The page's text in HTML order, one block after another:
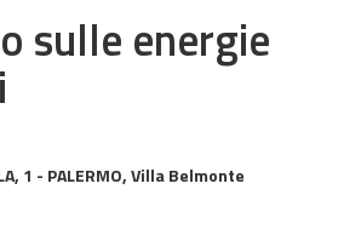
sulle energie
1 - PALERMO, Villa Belmonte